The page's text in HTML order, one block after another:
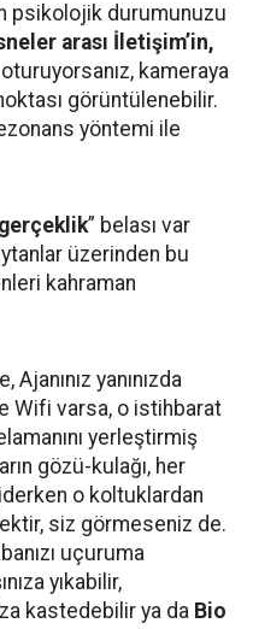
psikolojik durumunuzu
arası İletişim’in,
kameraya
görüntülenebilir.
yöntemi ile
gerçeklik” belası var
üzerinden bu
kahraman
yanınızda
Wifi varsa, o istihbarat
yerleştirmiş
gözü-kulağı, her
o koltuklardan
siz görmeseniz de.
uçuruma
yıkabilir,
kastedebilir ya da Bio